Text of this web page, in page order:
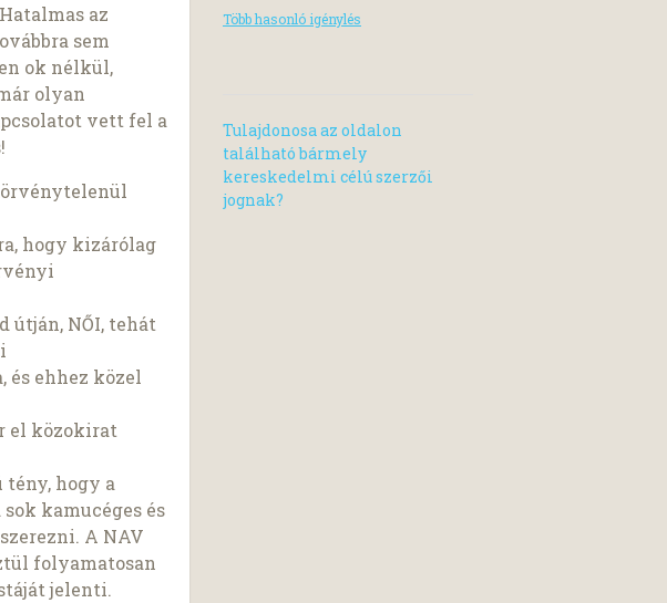
az
sem
ok nélkül,
olyan
vett fel a
hogy kizárólag
útján, NŐI, tehát
ehhez közel
el közokirat
tény, hogy a
kamucéges és
A NAV
folyamatosan
jelenti.
Több hasonló igénylés
Tulajdonosa az oldalon
található bármely
kereskedelmi célú szerzői
jognak?